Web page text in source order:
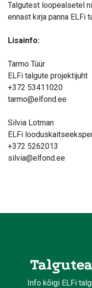
Talgutest loopealsetel
ennast kirja panna ELFi
Lisainfo:
Tarmo Tüür
ELFi talgute projektijuht
+372 53411020
tarmo@elfond.ee
Silvia Lotman
ELFi
+372 5262013
silvia@elfond.ee
Info kõigi ELFi